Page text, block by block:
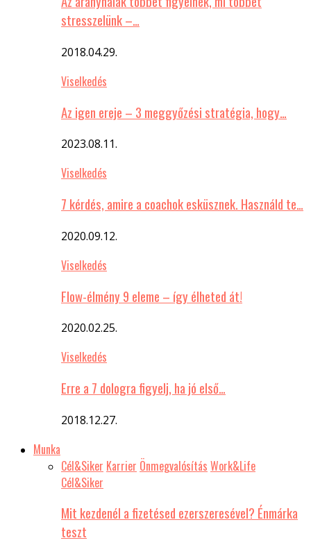
stresszelünk –…
2018.04.29.
Viselkedés
Az igen ereje – 3 meggyőzési stratégia, hogy…
2023.08.11.
Viselkedés
7 kérdés, amire a coachok esküsznek. Használd te…
2020.09.12.
Viselkedés
Flow-élmény 9 eleme – így élheted át!
2020.02.25.
Viselkedés
Erre a 7 dologra figyelj, ha jó első…
2018.12.27.
Munka
Cél&Siker Karrier Önmegvalósítás Work&Life
Cél&Siker
Mit kezdenél a fizetésed ezerszeresével? Énmárka
teszt